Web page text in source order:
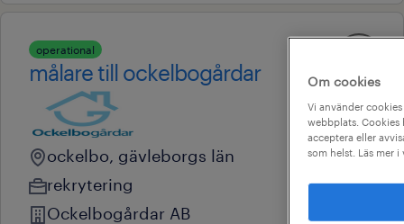
operational
målare till ockelbogårdar
ockelbo, gävleborgs län
rekrytering
Ockelbogårdar AB
Om cookies
Vi använder
webbplats. Cookies
acceptera eller
som helst. Läs mer i